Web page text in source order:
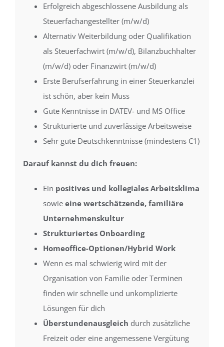
Erfolgreich abgeschlossene Ausbildung als
Steuerfachangestellter (m/w/d)
Alternativ Weiterbildung oder Qualifikation
als Steuerfachwirt (m/w/d), Bilanzbuchhalter
(m/w/d) oder Finanzwirt (m/w/d)
Erste Berufserfahrung in einer Steuerkanzlei
ist schön, aber kein Muss
Gute Kenntnisse in DATEV- und MS Office
Strukturierte und zuverlässige Arbeitsweise
Sehr gute Deutschkenntnisse (mindestens C1)
Darauf kannst du dich freuen:
Ein positives und kollegiales Arbeitsklima
sowie eine wertschätzende, familiäre
Unternehmenskultur
Strukturiertes Onboarding
Homeoffice-Optionen/Hybrid Work
Wenn es mal schwierig wird mit der
Organisation von Familie oder Terminen
finden wir schnelle und unkomplizierte
Lösungen für dich
Überstundenausgleich durch zusätzliche
Freizeit oder eine angemessene Vergütung